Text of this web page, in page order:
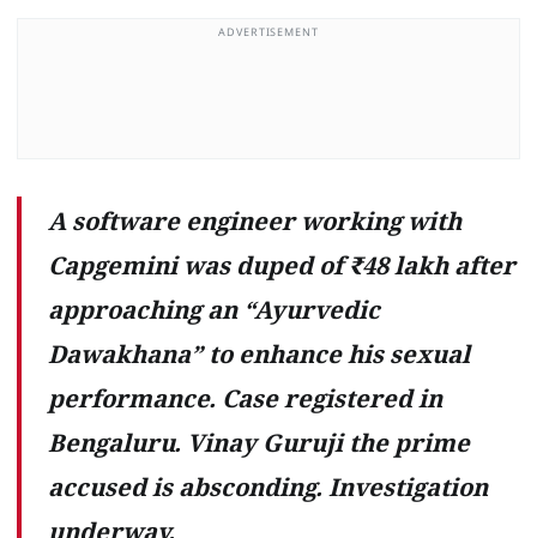
ADVERTISEMENT
A software engineer working with
Capgemini was duped of ₹48 lakh after
approaching an “Ayurvedic
Dawakhana” to enhance his sexual
performance. Case registered in
Bengaluru. Vinay Guruji the prime
accused is absconding. Investigation